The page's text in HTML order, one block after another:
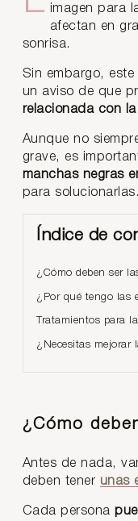
imagen para
afectan en
sonrisa.
Sin embargo,
un aviso de que
relacionada con
Aunque no
grave, es
manchas negras
para solucionarlas.
Índice de
¿Cómo deben ser
¿Por qué tengo las
Tratamientos para
¿Necesitas mejorar
¿Cómo
Antes de nada,
deben tener unas
Cada persona